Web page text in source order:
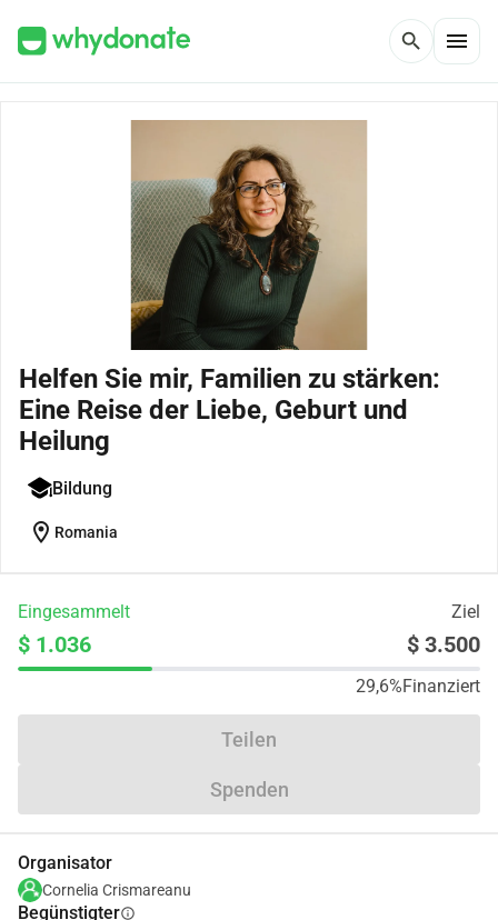
search menu
Helfen Sie mir, Familien zu stärken:
Eine Reise der Liebe, Geburt und
Heilung
Bildung
location_on Romania
Eingesammelt Ziel
$ 1.036 $ 3.500
29,6%Finanziert
Teilen
Spenden
Organisator
Cornelia Crismareanu
Begünstigterinfo